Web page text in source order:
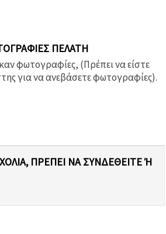
ΠΕΛΆΤΗ
φωτογραφίες, (Πρέπει να είστε
για να ανεβάσετε φωτογραφίες).
ΠΡΈΠΕΙ ΝΑ ΣΥΝΔΕΘΕΊΤΕ Ή Ν